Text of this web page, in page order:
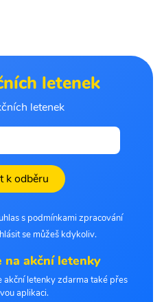
letenek
letenek
k odběru
s podmínkami zpracování
se můžeš kdykoliv.
na akční letenky
akční letenky zdarma také přes
aplikaci.